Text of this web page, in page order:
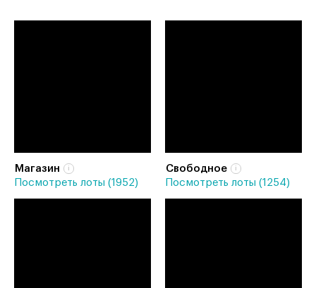
Магазин
Посмотреть лоты (1952)
Свободное
Посмотреть лоты (1254)